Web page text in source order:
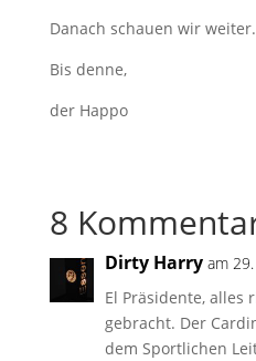
Danach schauen wir weiter.
Bis denne,
der Happo
8
Dirty Harry am
El Präsidente, alles
gebracht. Der
dem Sportlichen